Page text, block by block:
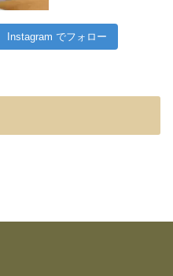
Instagram でフォロー